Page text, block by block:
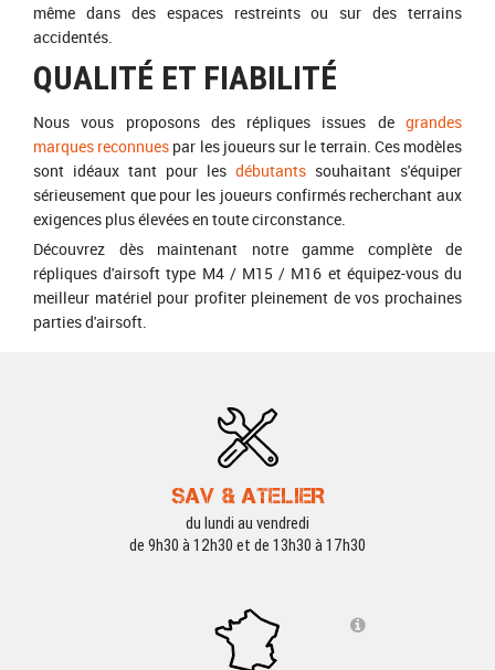
même dans des espaces restreints ou sur des terrains
accidentés.
QUALITÉ ET FIABILITÉ
Nous vous proposons des répliques issues de grandes
marques reconnues par les joueurs sur le terrain. Ces modèles
sont idéaux tant pour les débutants souhaitant s'équiper
sérieusement que pour les joueurs confirmés recherchant aux
exigences plus élevées en toute circonstance.
Découvrez dès maintenant notre gamme complète de
répliques d'airsoft type M4 / M15 / M16 et équipez-vous du
meilleur matériel pour profiter pleinement de vos prochaines
parties d'airsoft.
SAV & ATELIER
du lundi au vendredi
de 9h30 à 12h30 et de 13h30 à 17h30